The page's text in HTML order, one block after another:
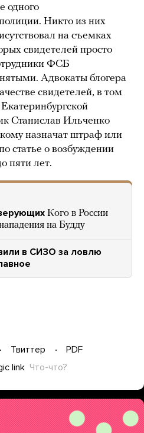
одного
Никто из них
на съемках
свидетелей просто
ФСБ
Адвокаты блогера
свидетелей, в том
Станислав Ильченко
назначат штраф или
статье о возбуждении
пяти лет.
Кого в России
на Будду
в СИЗО за ловлю
Твиттер
PDF
link Что-что?